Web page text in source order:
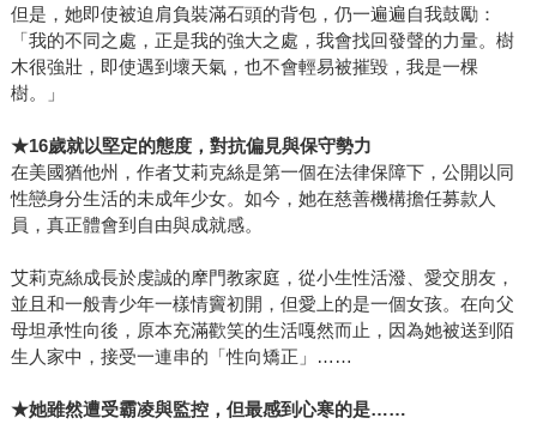
但是，她即使被迫肩負裝滿石頭的背包，仍一遍遍自我鼓勵：
「我的不同之處，正是我的強大之處，我會找回發聲的力量。樹
木很強壯，即使遇到壞天氣，也不會輕易被摧毀，我是一棵
樹。」
★16歲就以堅定的態度，對抗偏見與保守勢力
在美國猶他州，作者艾莉克絲是第一個在法律保障下，公開以同
性戀身分生活的未成年少女。如今，她在慈善機構擔任募款人
員，真正體會到自由與成就感。
艾莉克絲成長於虔誠的摩門教家庭，從小生性活潑、愛交朋友，
並且和一般青少年一樣情竇初開，但愛上的是一個女孩。在向父
母坦承性向後，原本充滿歡笑的生活嘎然而止，因為她被送到陌
生人家中，接受一連串的「性向矯正」……
★她雖然遭受霸凌與監控，但最感到心寒的是……